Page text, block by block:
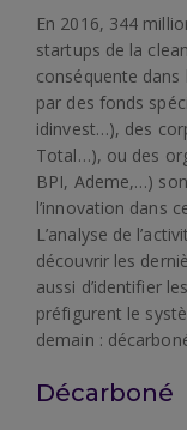
En 2016, 344
startups de la
conséquente dans
par des fonds
idinvest…), des
Total…), ou des
BPI, Ademe,…)
l’innovation dans
L’analyse de
découvrir les
aussi d’identifier
préfigurent le
demain :
Décarboné